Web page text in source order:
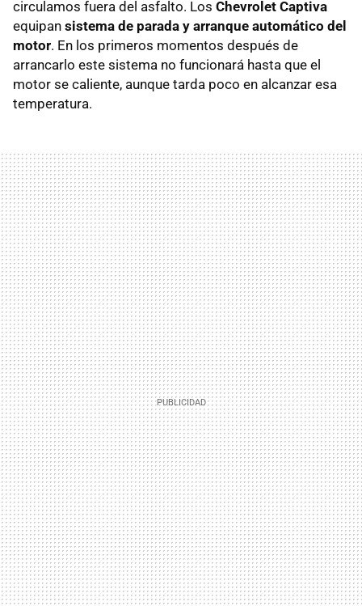
circulamos fuera del asfalto. Los Chevrolet Captiva
equipan sistema de parada y arranque automático del
motor. En los primeros momentos después de
arrancarlo este sistema no funcionará hasta que el
motor se caliente, aunque tarda poco en alcanzar esa
temperatura.